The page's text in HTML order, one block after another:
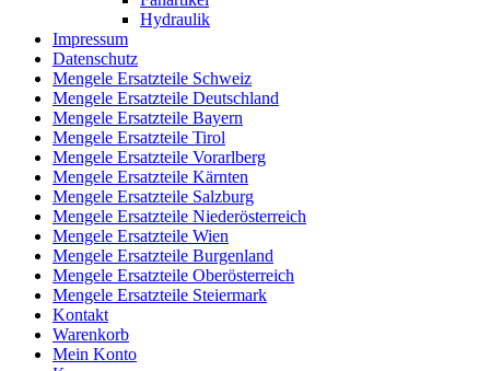
Hydraulik
Impressum
Datenschutz
Mengele Ersatzteile Schweiz
Mengele Ersatzteile Deutschland
Mengele Ersatzteile Bayern
Mengele Ersatzteile Tirol
Mengele Ersatzteile Vorarlberg
Mengele Ersatzteile Kärnten
Mengele Ersatzteile Salzburg
Mengele Ersatzteile Niederösterreich
Mengele Ersatzteile Wien
Mengele Ersatzteile Burgenland
Mengele Ersatzteile Oberösterreich
Mengele Ersatzteile Steiermark
Kontakt
Warenkorb
Mein Konto